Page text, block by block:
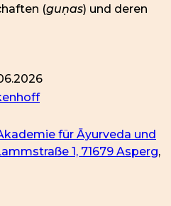
(guṇas) und deren
für Āyurveda und
1, 71679 Asperg,